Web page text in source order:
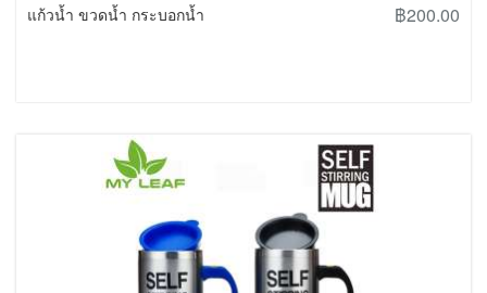
แก้วน้ำ ขวดน้ำ กระบอกน้ำ ฿200.00